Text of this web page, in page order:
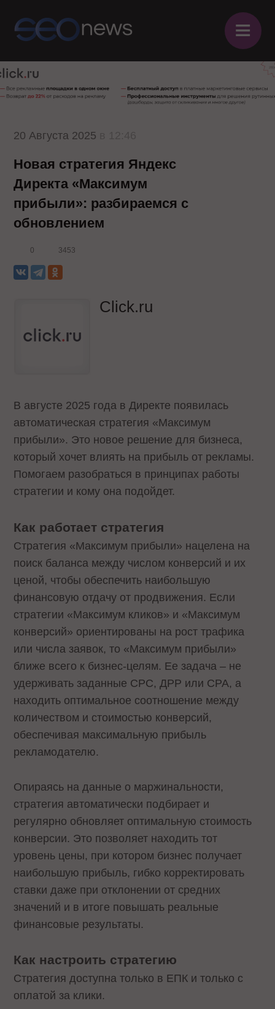
≡
20 Августа 2025
Новая стратегия Яндекс
Директа «Максимум
прибыли»: разбираемся с
обновлением
0 3453
Click.ru
В августе 2025 года в Директе появилась
автоматическая стратегия «Максимум
прибыли». Это новое решение для бизнеса,
который хочет влиять на прибыль от рекламы.
Помогаем разобраться в принципах работы
стратегии и кому она подойдет.
Как работает стратегия
Стратегия «Максимум прибыли» нацелена на
поиск баланса между числом конверсий и их
ценой, чтобы обеспечить наибольшую
финансовую отдачу от продвижения. Если
стратегии «Максимум кликов» и «Максимум
конверсий» ориентированы на рост трафика
или числа заявок, то «Максимум прибыли»
ближе всего к бизнес-целям. Ее задача – не
удерживать заданные CPC, ДРР или CPA, а
находить оптимальное соотношение между
количеством и стоимостью конверсий,
обеспечивая максимальную прибыль
рекламодателю.
Опираясь на данные о маржинальности,
стратегия автоматически подбирает и
регулярно обновляет оптимальную стоимость
конверсии. Это позволяет находить тот
уровень цены, при котором бизнес получает
наибольшую прибыль, гибко корректировать
ставки даже при отклонении от средних
значений и в итоге повышать реальные
финансовые результаты.
Как настроить стратегию
Стратегия доступна только в ЕПК и только с
оплатой за клики.